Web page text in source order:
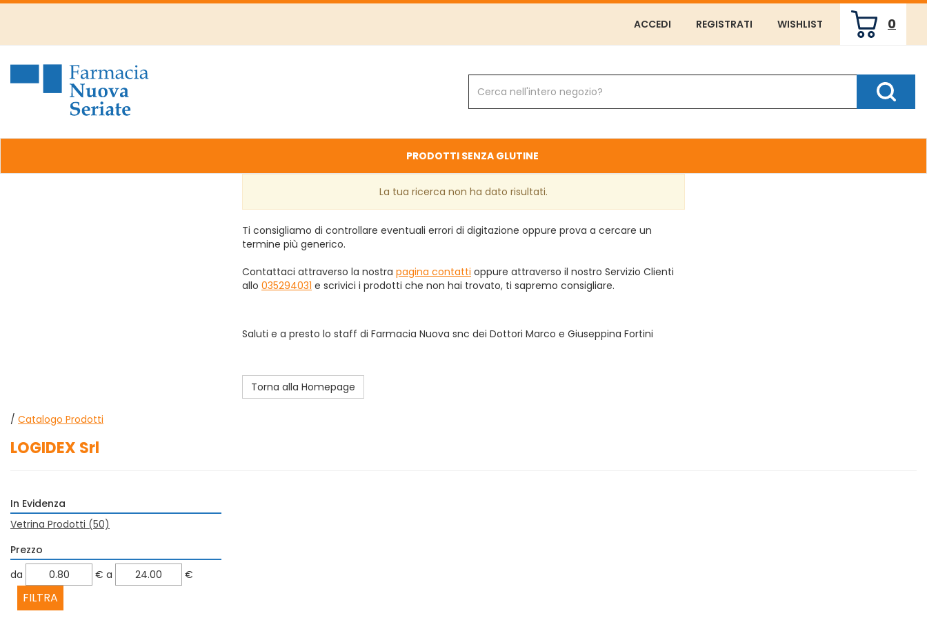
Passa
principale
ACCEDI REGISTRATI WISHLIST 0
ARTICOLI
INSERITI
Farmacia
Nuova
Prodotto
Cerca
PRODOTTI SENZA GLUTINE
La tua ricerca non ha dato risultati.
Ti consigliamo di controllare eventuali errori di digitazione oppure prova a cercare un
termine più generico.
Contattaci attraverso la nostra pagina contatti oppure attraverso il nostro Servizio Clienti
allo 035294031 e scrivici i prodotti che non hai trovato, ti sapremo consigliare.
Saluti e a presto lo staff di Farmacia Nuova snc dei Dottori Marco e Giuseppina Fortini
Torna alla Homepage
/ Catalogo Prodotti
LOGIDEX Srl
In Evidenza
Vetrina Prodotti (50)
Prezzo
filtra
da
da € filtra
a €